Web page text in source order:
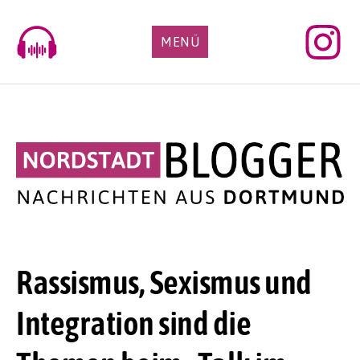
content
MENÜ
Rassismus, Sexismus und
Integration sind die